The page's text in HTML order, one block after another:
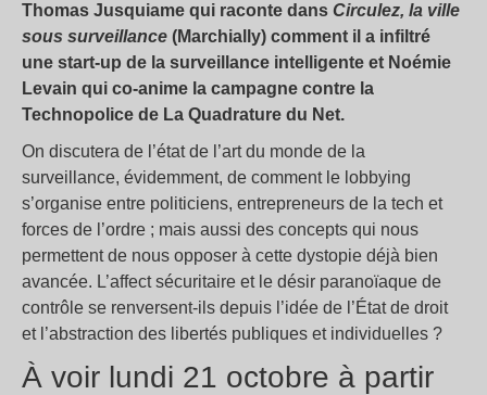
Thomas Jusquiame qui raconte dans Circulez, la ville
sous surveillance (Marchially) comment il a infiltré
une start-up de la surveillance intelligente et Noémie
Levain qui co-anime la campagne contre la
Technopolice de La Quadrature du Net.
On discutera de l’état de l’art du monde de la
surveillance, évidemment, de comment le lobbying
s’organise entre politiciens, entrepreneurs de la tech et
forces de l’ordre ; mais aussi des concepts qui nous
permettent de nous opposer à cette dystopie déjà bien
avancée. L’affect sécuritaire et le désir paranoïaque de
contrôle se renversent-ils depuis l’idée de l’État de droit
et l’abstraction des libertés publiques et individuelles ?
À voir lundi 21 octobre à partir